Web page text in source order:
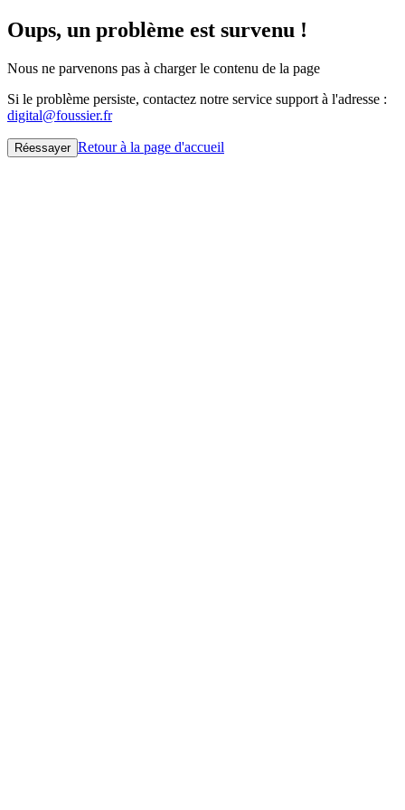
Oups, un problème est survenu !
Nous ne parvenons pas à charger le contenu de la page
Si le problème persiste, contactez notre service support à l'adresse :
digital@foussier.fr
Réessayer Retour à la page d'accueil